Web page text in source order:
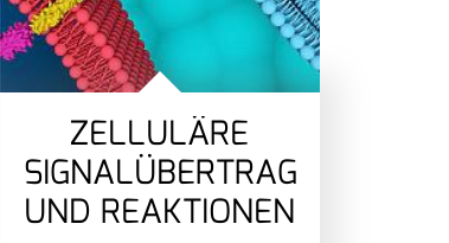
ZELLULÄRE
SIGNALÜBERTRAGUNG
UND REAKTIONEN